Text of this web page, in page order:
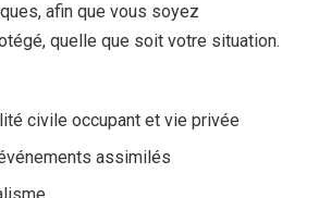
afin que vous soyez
quelle que soit votre situation.
civile occupant et vie privée
assimilés